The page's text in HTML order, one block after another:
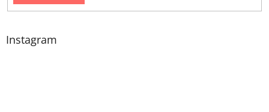
Instagram